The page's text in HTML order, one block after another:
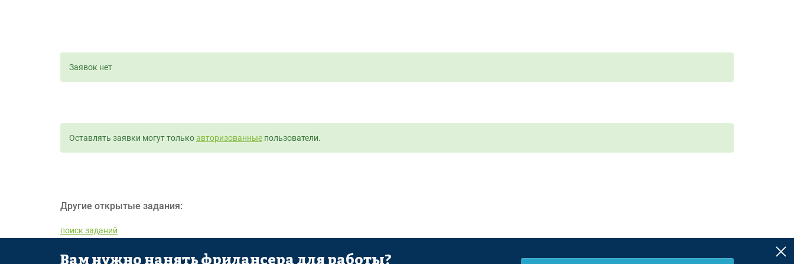
Заявок нет
Оставлять заявки могут толькоавторизованные пользователи.
Другие открытые задания:
поиск заданий
Вам нужно нанять фрилансера для работы?